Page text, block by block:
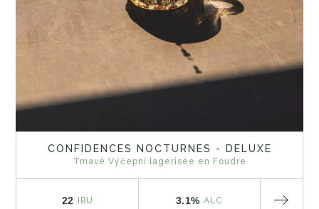
CONFIDENCES NOCTURNES - DELUXE
Tmavé Výčepní lagerisée en Foudre
22 IBU 3.1% ALC